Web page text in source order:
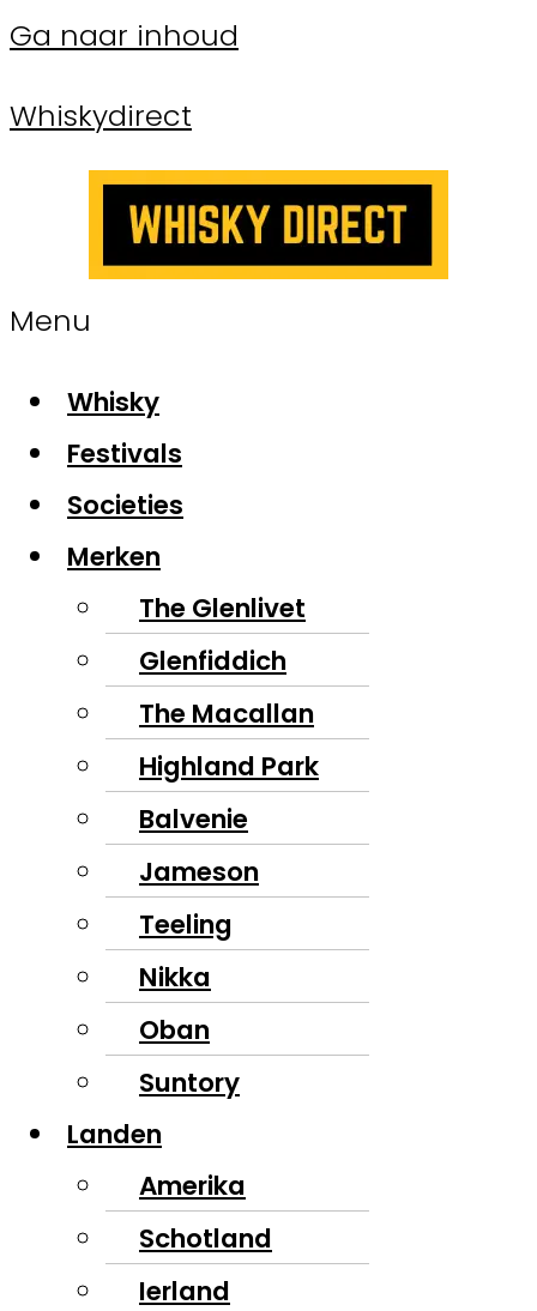
Ga naar inhoud
Whiskydirect
Menu
Whisky
Festivals
Societies
Merken
The Glenlivet
Glenfiddich
The Macallan
Highland Park
Balvenie
Jameson
Teeling
Nikka
Oban
Suntory
Landen
Amerika
Schotland
Ierland